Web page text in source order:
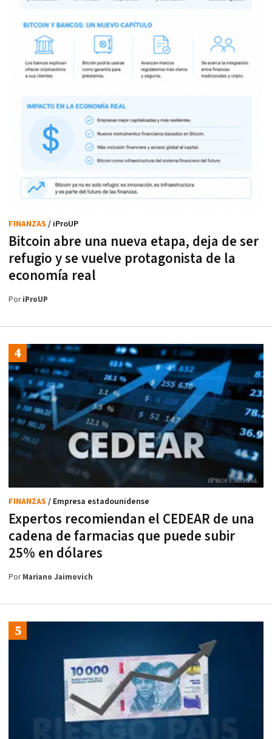
Bitcoin abre una nueva etapa, deja de ser
refugio y se vuelve protagonista de la
economía real
FINANZAS / iProUP
PoriProUP
Expertos recomiendan el CEDEAR de una
cadena de farmacias que puede subir
25% en dólares
FINANZAS / Empresa estadounidense
PorMariano Jaimovich